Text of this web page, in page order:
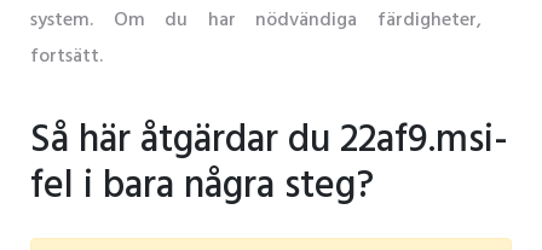
system. Om du har nödvändiga färdigheter,
fortsätt.
Så här åtgärdar du 22af9.msi-
fel i bara några steg?